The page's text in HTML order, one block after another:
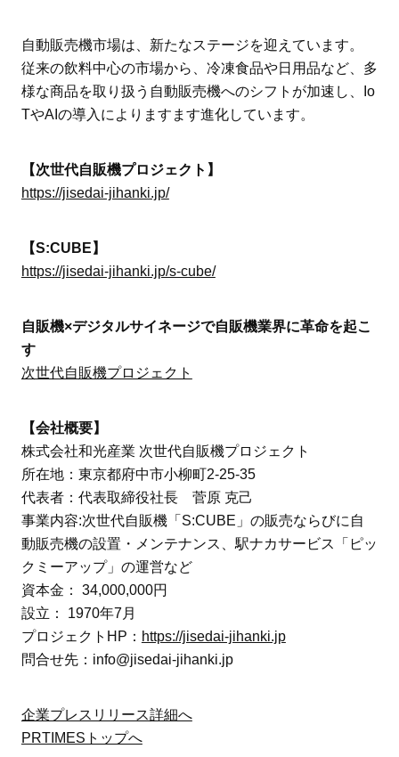
自動販売機市場は、新たなステージを迎えています。
従来の飲料中心の市場から、冷凍食品や日用品など、多
様な商品を取り扱う自動販売機へのシフトが加速し、Io
TやAIの導入によりますます進化しています。
【次世代自販機プロジェクト】
https://jisedai-jihanki.jp/
【S:CUBE】
https://jisedai-jihanki.jp/s-cube/
自販機×デジタルサイネージで自販機業界に革命を起こ
す
次世代自販機プロジェクト
【会社概要】
株式会社和光産業 次世代自販機プロジェクト
所在地：東京都府中市小柳町2-25-35
代表者：代表取締役社長 菅原 克己
事業内容:次世代自販機「S:CUBE」の販売ならびに自
動販売機の設置・メンテナンス、駅ナカサービス「ピッ
クミーアップ」の運営など
資本金： 34,000,000円
設立： 1970年7月
プロジェクトHP： https://jisedai-jihanki.jp
問合せ先：info@jisedai-jihanki.jp
企業プレスリリース詳細へ
PRTIMESトップへ